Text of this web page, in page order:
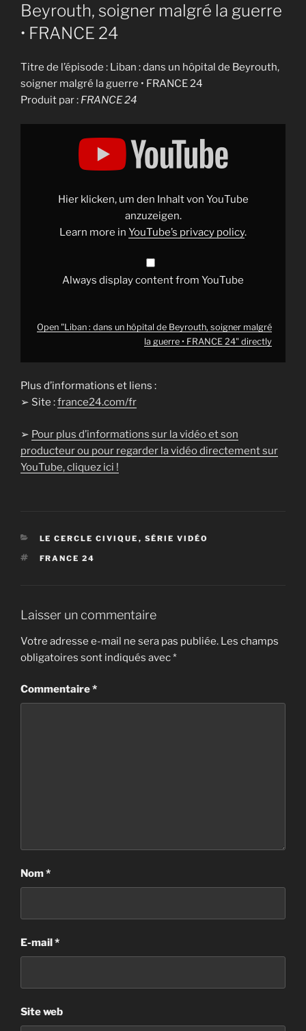
Beyrouth, soigner malgré la guerre
• FRANCE 24
Titre de l’épisode : Liban : dans un hôpital de Beyrouth,
soigner malgré la guerre • FRANCE 24
Produit par : FRANCE 24
Display
Beyrouth,Hier klicken, um den Inhalt von YouTube
anzuzeigen.
Learn more in YouTube’s privacy policy.
Always display content from YouTube
Open "Liban : dans un hôpital de Beyrouth, soigner malgré
la guerre • FRANCE 24" directly
Plus d’informations et liens :
➢ Site :france24.com/fr
➢ Pour plus d’informations sur la vidéo et son
producteur ou pour regarder la vidéo directement sur
YouTube, cliquez ici !
CATÉGORIES
LE CERCLE CIVIQUE , SÉRIE VIDÉO
ÉTIQUETTES
FRANCE 24
Laisser un commentaire
Votre adresse e-mail ne sera pas publiée. Les champs
obligatoires sont indiqués avec*
Commentaire*
Nom*
E-mail*
Site web